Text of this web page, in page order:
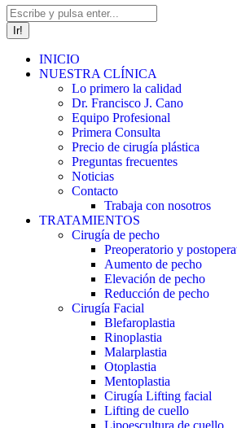
Buscar:
INICIO
NUESTRA CLÍNICA
Lo primero la calidad
Dr. Francisco J. Cano
Equipo Profesional
Primera Consulta
Precio de cirugía plástica
Preguntas frecuentes
Noticias
Contacto
Trabaja con nosotros
TRATAMIENTOS
Cirugía de pecho
Preoperatorio y
Aumento de pecho
Elevación de pecho
Reducción de pecho
Cirugía Facial
Blefaroplastia
Rinoplastia
Malarplastia
Otoplastia
Mentoplastia
Cirugía Lifting facial
Lifting de cuello
Lipoescultura de cuello